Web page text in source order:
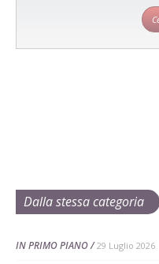
Dalla stessa categoria
IN PRIMO PIANO 29 Luglio 2026